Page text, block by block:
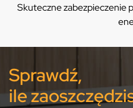
Skuteczne zabezpieczenie
Sprawdź,
ile